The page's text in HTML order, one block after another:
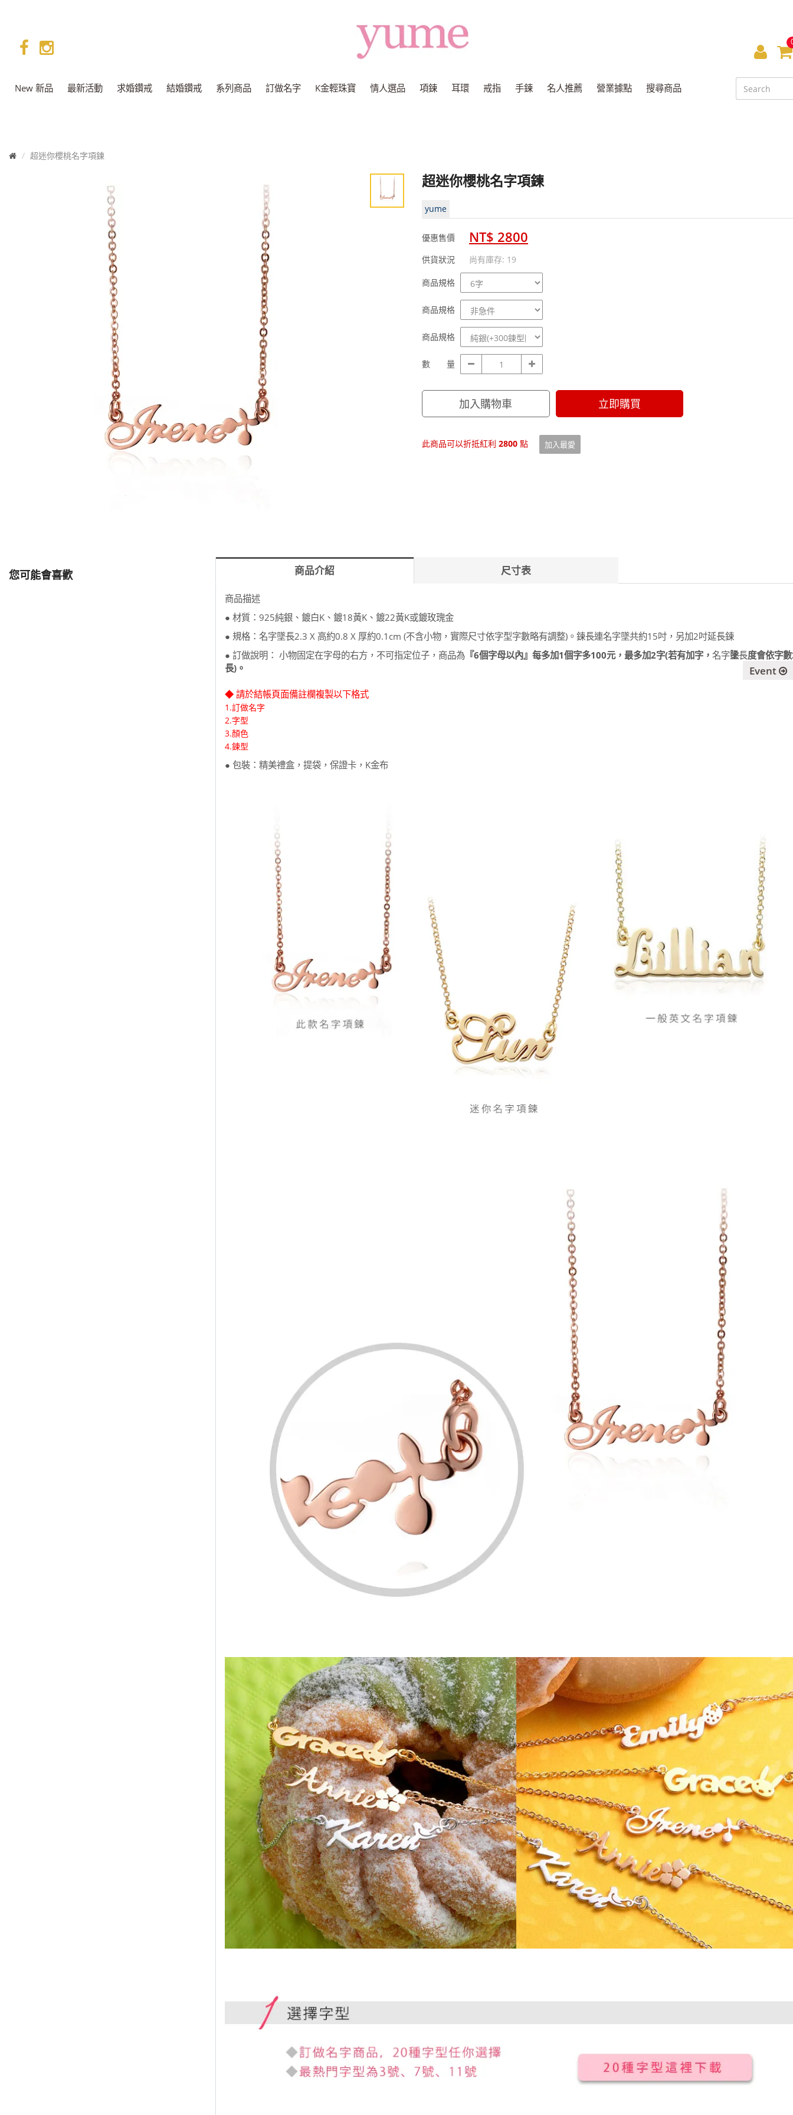
facebook
instagram
會
員
中
Yume
Jewelry
New 新品 最新活動 求婚鑽戒 結婚鑽戒 系列商品 訂做名字 K金輕珠寶 情人選品 項鍊 耳環 戒指 手鍊 名人推薦 營業據點 搜尋商品
首
超迷你櫻桃名字項鍊
超迷你櫻桃名字項鍊
yume
優惠售價 NT$ 2800
供貨狀況 尚有庫存: 19
商品規格 商
品
規
商品規格 商
品
規
商品規格 商
品
規
數 量 數
量
加入購物車 立即購買
此商品可以折抵紅利 2800 點 加入最愛
您可能會喜歡 商品介紹 尺寸表
商品描述
● 材質：925純銀、鍍白K、鍍18黃K、鍍22黃K或鍍玫瑰金
● 規格：名字墜長2.3 X 高約0.8 X 厚約0.1cm (不含小物，實際尺寸依字型字數略有調整)。鍊長連名字墜共約15吋，另加2吋延長鍊
● 訂做說明： 小物固定在字母的右方，不可指定位子，商品為 『6個字母以內』每多加1個字多100元，最多加2字(若有加字， 名字墬長度會依字
長)。
◆ 請於結帳頁面備註欄複製以下格式
1.訂做名字
2.字型
3.顏色
​4.鍊型
● 包裝：精美禮盒，提袋，保證卡，K金布
Event